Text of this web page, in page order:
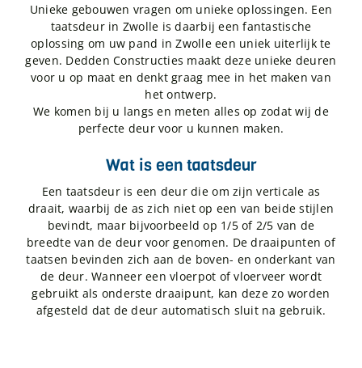
Unieke gebouwen vragen om unieke oplossingen. Een
taatsdeur in Zwolle is daarbij een fantastische
oplossing om uw pand in Zwolle een uniek uiterlijk te
geven. Dedden Constructies maakt deze unieke deuren
voor u op maat en denkt graag mee in het maken van
het ontwerp.
We komen bij u langs en meten alles op zodat wij de
perfecte deur voor u kunnen maken.
Wat is een taatsdeur
Een taatsdeur is een deur die om zijn verticale as
draait, waarbij de as zich niet op een van beide stijlen
bevindt, maar bijvoorbeeld op 1/5 of 2/5 van de
breedte van de deur voor genomen. De draaipunten of
taatsen bevinden zich aan de boven- en onderkant van
de deur. Wanneer een vloerpot of vloerveer wordt
gebruikt als onderste draaipunt, kan deze zo worden
afgesteld dat de deur automatisch sluit na gebruik.